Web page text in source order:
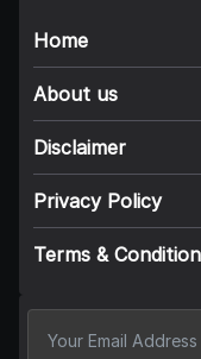
Home
About us
Disclaimer
Privacy Policy
Terms &